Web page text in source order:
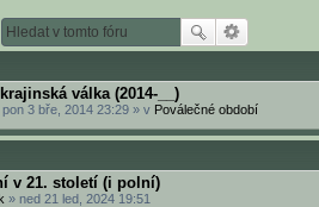
válka (2014-__)
pon 3 bře, 2014 23:29 » v Poválečné období
v 21. století (i polní)
» ned 21 led, 2024 19:51